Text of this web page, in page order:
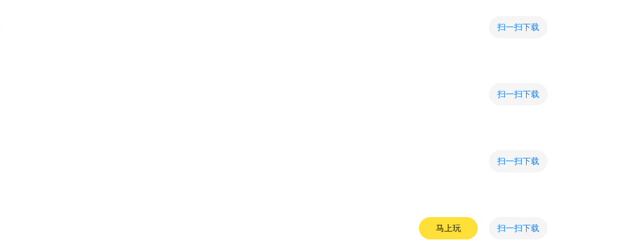
扫一扫下载
扫一扫下载
扫一扫下载
马上玩 扫一扫下载